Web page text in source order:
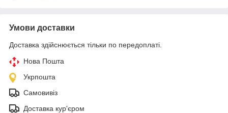
Умови доставки
Доставка здійснюється тільки по передоплаті.
Нова Пошта
Укрпошта
Самовивіз
Доставка кур'єром